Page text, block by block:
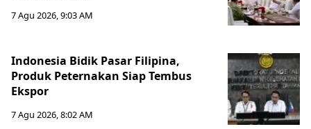
7 Agu 2026, 9:03 AM
Indonesia Bidik Pasar Filipina,
Produk Peternakan Siap Tembus
Ekspor
7 Agu 2026, 8:02 AM